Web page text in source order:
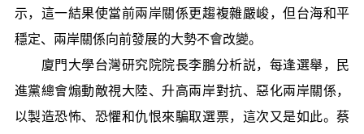
示，這一結果使當前兩岸關係更趨複雜嚴峻，但台海和平
穩定、兩岸關係向前發展的大勢不會改變。
廈門大學台灣研究院院長李鵬分析説，每逢選舉，民
進黨總會煽動敵視大陸、升高兩岸對抗、惡化兩岸關係，
以製造恐怖、恐懼和仇恨來騙取選票，這次又是如此。蔡